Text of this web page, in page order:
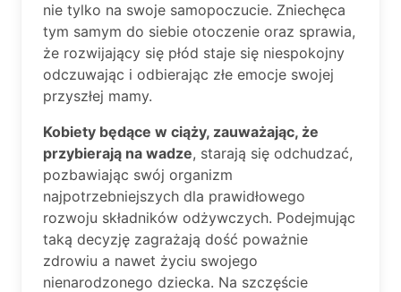
nie tylko na swoje samopoczucie. Zniechęca
tym samym do siebie otoczenie oraz sprawia,
że rozwijający się płód staje się niespokojny
odczuwając i odbierając złe emocje swojej
przyszłej mamy.
Kobiety będące w ciąży, zauważając, że
przybierają na wadze, starają się odchudzać,
pozbawiając swój organizm
najpotrzebniejszych dla prawidłowego
rozwoju składników odżywczych. Podejmując
taką decyzję zagrażają dość poważnie
zdrowiu a nawet życiu swojego
nienarodzonego dziecka. Na szczęście